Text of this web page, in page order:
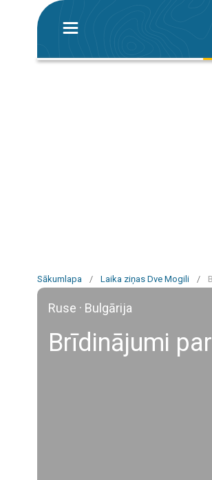
Sākumlapa / Laika ziņas Dve Mogili /
Ruse · Bulgārija
Brīdinājumi